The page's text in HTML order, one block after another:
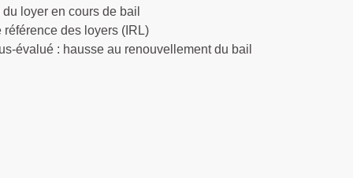
loyer en cours de bail
référence des loyers (IRL)
évalué : hausse au renouvellement du bail